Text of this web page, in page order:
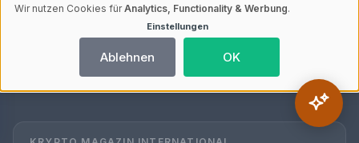
Ihre Datenschutzeinstellungen
Gastbeitrag buchen
Wir nutzen Cookies fürAnalytics, Functionality & Werbung.
Einstellungen
Ablehnen OK